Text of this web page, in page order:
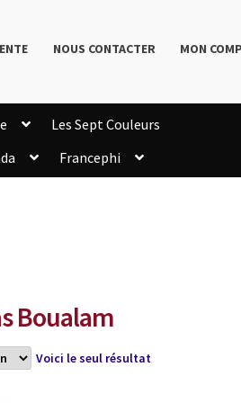
NOUS CONTACTER MON
Les Sept Couleurs
Francephi
Boualam
Voici le seul résultat